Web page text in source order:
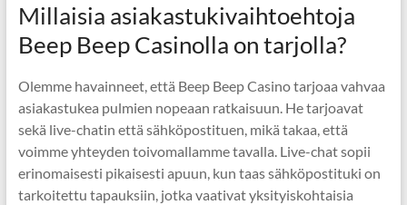
Millaisia asiakastukivaihtoehtoja
Beep Beep Casinolla on tarjolla?
Olemme havainneet, että Beep Beep Casino tarjoaa vahvaa
asiakastukea pulmien nopeaan ratkaisuun. He tarjoavat
sekä live-chatin että sähköpostituen, mikä takaa, että
voimme yhteyden toivomallamme tavalla. Live-chat sopii
erinomaisesti pikaisesti apuun, kun taas sähköpostituki on
tarkoitettu tapauksiin, jotka vaativat yksityiskohtaisia